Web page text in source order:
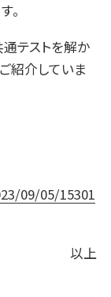
。
テストを解か
紹介していま
09/05/15301
以上